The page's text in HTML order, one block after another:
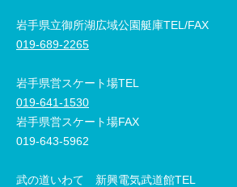
岩手県立御所湖広域公園艇庫TEL/FAX
019-689-2265
岩手県営スケート場TEL
019-641-1530
岩手県営スケート場FAX
019-643-5962
武の道いわて 新興電気武道館TEL